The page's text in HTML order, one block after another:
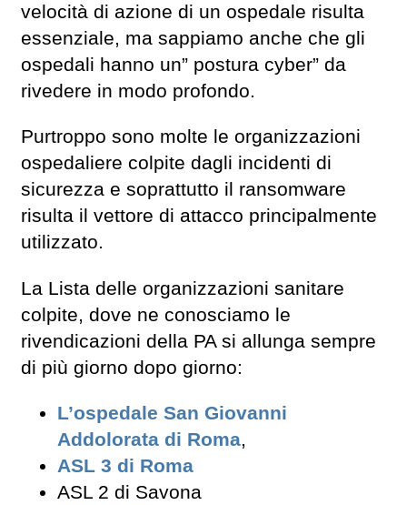
velocità di azione di un ospedale risulta
essenziale, ma sappiamo anche che gli
ospedali hanno un” postura cyber” da
rivedere in modo profondo.
Purtroppo sono molte le organizzazioni
ospedaliere colpite dagli incidenti di
sicurezza e soprattutto il ransomware
risulta il vettore di attacco principalmente
utilizzato.
La Lista delle organizzazioni sanitare
colpite, dove ne conosciamo le
rivendicazioni della PA si allunga sempre
di più giorno dopo giorno:
L’ospedale San Giovanni
Addolorata di Roma,
ASL 3 di Roma
ASL 2 di Savona